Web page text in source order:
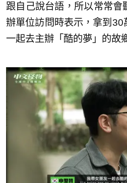
跟自己說台語，所以常常會
辦單位訪問時表示，拿到30
一起去主辦「酷的夢」的故